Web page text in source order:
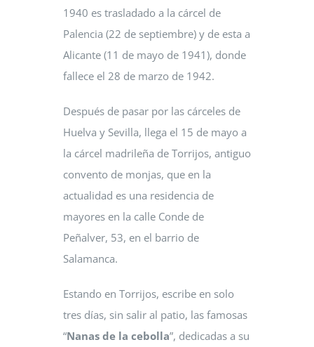
1940 es trasladado a la cárcel de
Palencia (22 de septiembre) y de esta a
Alicante (11 de mayo de 1941), donde
fallece el 28 de marzo de 1942.
Después de pasar por las cárceles de
Huelva y Sevilla, llega el 15 de mayo a
la cárcel madrileña de Torrijos, antiguo
convento de monjas, que en la
actualidad es una residencia de
mayores en la calle Conde de
Peñalver, 53, en el barrio de
Salamanca.
Estando en Torrijos, escribe en solo
tres días, sin salir al patio, las famosas
“Nanas de la cebolla”, dedicadas a su